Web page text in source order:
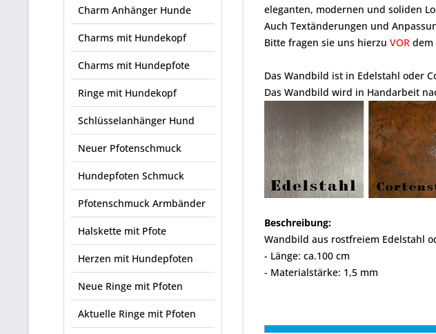
Charm Anhänger Hunde
Charms mit Hundekopf
Charms mit Hundepfote
Ringe mit Hundekopf
Schlüsselanhänger Hund
Neuer Pfotenschmuck
Hundepfoten Schmuck
Pfotenschmuck Armbänder
Halskette mit Pfote
Herzen mit Hundepfoten
Neue Ringe mit Pfoten
Aktuelle Ringe mit Pfoten
eleganten, modernen und soliden
Auch Textänderungen und
Bitte fragen sie uns hierzu VOR dem
Das Wandbild ist in Edelstahl oder
Das Wandbild wird in Handarbeit
Beschreibung:
Wandbild aus rostfreiem Edelstahl
- Länge: ca.100 cm
- Materialstärke: 1,5 mm